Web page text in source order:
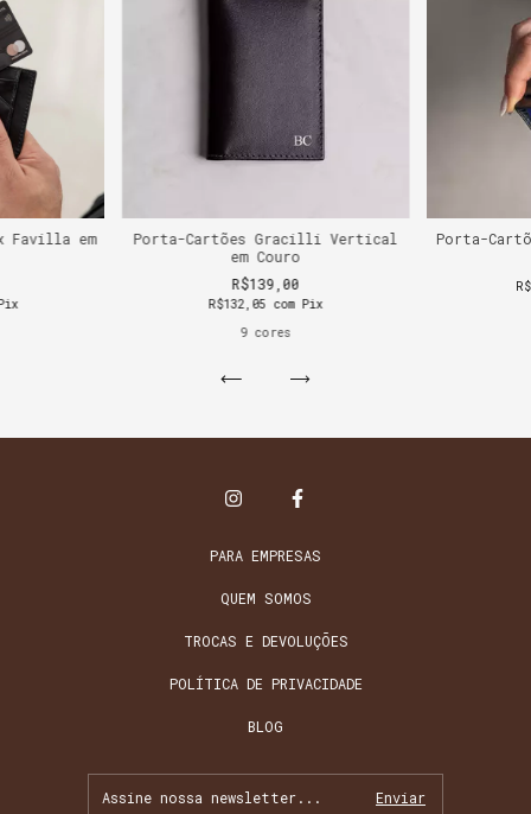
Favilla em
Porta-Cartões Gracilli Vertical
em Couro
R$139,00
R$132,05 com Pix
9 cores
Porta-
PARA EMPRESAS
QUEM SOMOS
TROCAS E DEVOLUÇÕES
POLÍTICA DE PRIVACIDADE
BLOG